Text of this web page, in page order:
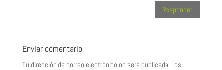
Responder
Enviar comentario
Tu dirección de correo electrónico no será publicada. Los